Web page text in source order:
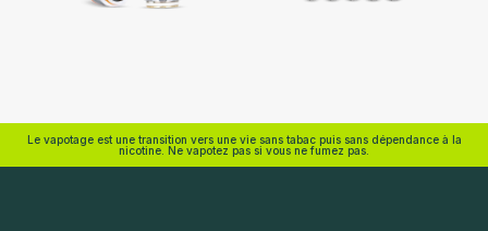
Le vapotage est une transition vers une vie sans tabac puis sans dépendance à la
nicotine. Ne vapotez pas si vous ne fumez pas.